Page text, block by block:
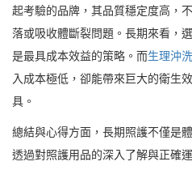
起考驗的品牌，其品質穩定度高，
落或吸收體斷裂問題。長期來看，
是最具成本效益的策略。而生理沖
入成本極低，卻能帶來巨大的衛生
具。
總結與心得方面，長期照護不僅是
透過對照護用品的深入了解與正確